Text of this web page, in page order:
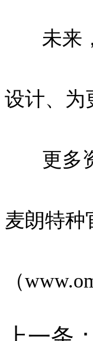
未来，
设计、为
更多资
麦朗特种
（